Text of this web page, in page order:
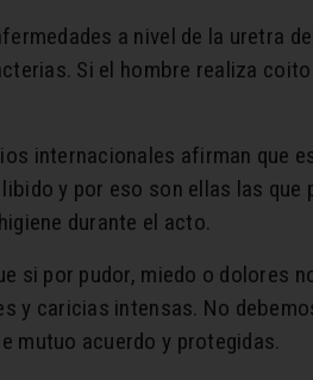
a nivel de la uretra
Si el hombre realiza
internacionales afirman que
y por eso son ellas las
durante el acto.
si por pudor, miedo o dolores
y caricias intensas. No
mutuo acuerdo y protegidas.